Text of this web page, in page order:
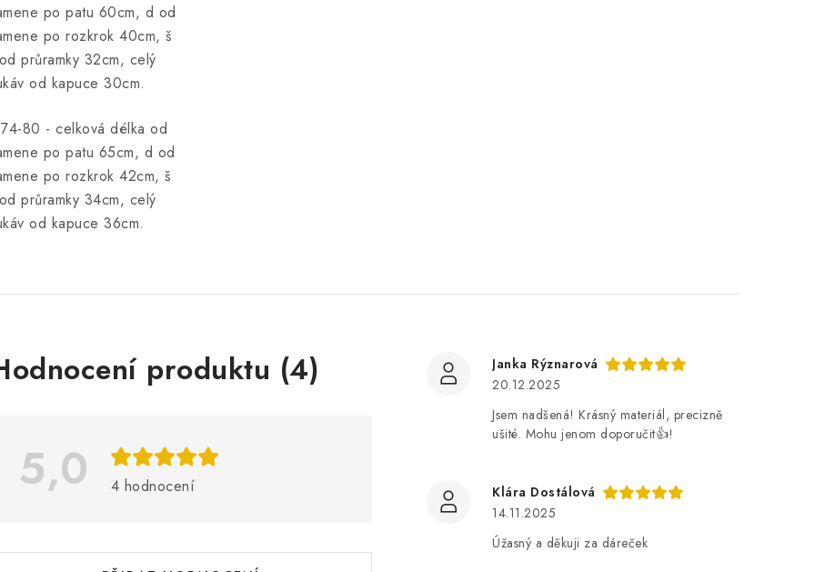
po patu 60cm, d od
po rozkrok 40cm, š
průramky 32cm, celý
od kapuce 30cm.
80 - celková délka od
po patu 65cm, d od
po rozkrok 42cm, š
průramky 34cm, celý
od kapuce 36cm.
produktu (4)
5,0 4 hodnocení
Janka Rýznarová
20.12.2025
Jsem nadšená! Krásný materiál, precizně
ušité. Mohu jenom doporučit👍!
Klára Dostálová
14.11.2025
Úžasný a děkuji za dáreček